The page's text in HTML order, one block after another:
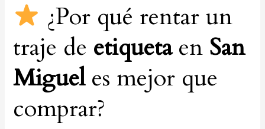
¿Por qué rentar un
traje de etiquetaen San
Miguel es mejor que
comprar?